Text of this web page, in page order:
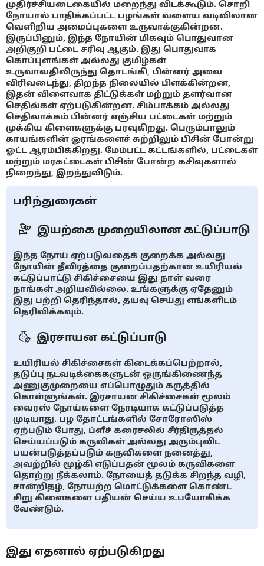
முதிர்ச்சியடைகையில் மறைந்து விடக்கூடும். சொறி
நோயால் பாதிக்கப்பட்ட பழங்கள் வளைய வடிவிலான
வெளிறிய அமைப்புகளை உருவாக்குகின்றன.
இருப்பினும், இந்த நோயின் மிகவும் பொதுவான
அறிகுறி பட்டை சரிவு ஆகும். இது பொதுவாக
கொப்புளங்கள் அல்லது குமிழ்கள்
உருவாவதிலிருந்து தொடங்கி, பின்னர் அவை
விரிவடைந்து, திறந்த நிலையில் பிளக்கின்றன,
இதன் விளைவாக திட்டுக்கள் மற்றும் தளர்வான
செதில்கள் ஏற்படுகின்றன. சிம்பாக்கம் அல்லது
செதிலாக்கம் பின்னர் எஞ்சிய பட்டைகள் மற்றும்
முக்கிய கிளைகளுக்கு பரவுகிறது. பெரும்பாலும்
காயங்களின் ஓரங்களைச் சுற்றிலும் பிசின் போன்று
ஓட்ட ஆரம்பிக்கிறது. மேம்பட்ட கட்டங்களில், பட்டைகள்
மற்றும் மரகட்டைகள் பிசின் போன்ற கசிவுகளால்
நிறைந்து, இறந்துவிடும்.
பரிந்துரைகள்
இயற்கை முறையிலான கட்டுப்பாடு
இந்த நோய் ஏற்படுவதைக் குறைக்க அல்லது
நோயின் தீவிரத்தை குறைப்பதற்கான உயிரியல்
கட்டுப்பாட்டு சிகிச்சையை இது நாள் வரை
நாங்கள் அறியவில்லை. உங்களுக்கு ஏதேனும்
இது பற்றி தெரிந்தால், தயவு செய்து எங்களிடம்
தெரிவிக்கவும்.
இரசாயன கட்டுப்பாடு
உயிரியல் சிகிச்சைகள் கிடைக்கப்பெற்றால்,
தடுப்பு நடவடிக்கைகளுடன் ஒருங்கிணைந்த
அணுகுமுறையை எப்பொழுதும் கருத்தில்
கொள்ளுங்கள். இரசாயன சிகிச்சைகள் மூலம்
வைரஸ் நோய்களை நேரடியாக கட்டுப்படுத்த
முடியாது. பழ தோட்டங்களில் சோரோஸிஸ்
ஏற்படும் போது, ப்ளீச் கரைசலில் சீர்திருத்தல்
செய்யப்படும் கருவிகள் அல்லது அரும்புவிட
பயன்படுத்தப்படும் கருவிகளை நனைத்து,
அவற்றில் மூழ்கி எடுப்பதன் மூலம் கருவிகளை
தொற்று நீக்கலாம். நோயைத் தடுக்க சிறந்த வழி,
சான்றிதழ், நோயற்ற மொட்டுக்களை கொண்ட
சிறு கிளைகளை பதியன் செய்ய உபயோகிக்க
வேண்டும்.
இது எதனால் ஏற்படுகிறது